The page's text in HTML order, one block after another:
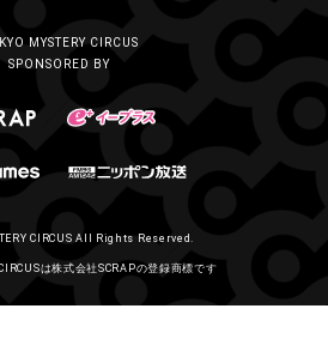
MYSTERY CIRCUS
SPONSORED BY
CIRCUS All Rights Reserved.
は株式会社SCRAPの登録商標です